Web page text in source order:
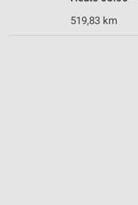
519,83 km